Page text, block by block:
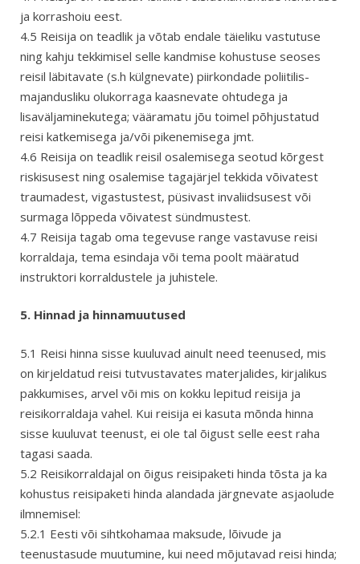
ja korrashoiu eest.
4.5 Reisija on teadlik ja võtab endale täieliku vastutuse
ning kahju tekkimisel selle kandmise kohustuse seoses
reisil läbitavate (s.h külgnevate) piirkondade poliitilis-
majandusliku olukorraga kaasnevate ohtudega ja
lisaväljaminekutega; vääramatu jõu toimel põhjustatud
reisi katkemisega ja/või pikenemisega jmt.
4.6 Reisija on teadlik reisil osalemisega seotud kõrgest
riskisusest ning osalemise tagajärjel tekkida võivatest
traumadest, vigastustest, püsivast invaliidsusest või
surmaga lõppeda võivatest sündmustest.
4.7 Reisija tagab oma tegevuse range vastavuse reisi
korraldaja, tema esindaja või tema poolt määratud
instruktori korraldustele ja juhistele.
5. Hinnad ja hinnamuutused
5.1 Reisi hinna sisse kuuluvad ainult need teenused, mis
on kirjeldatud reisi tutvustavates materjalides, kirjalikus
pakkumises, arvel või mis on kokku lepitud reisija ja
reisikorraldaja vahel. Kui reisija ei kasuta mõnda hinna
sisse kuuluvat teenust, ei ole tal õigust selle eest raha
tagasi saada.
5.2 Reisikorraldajal on õigus reisipaketi hinda tõsta ja ka
kohustus reisipaketi hinda alandada järgnevate asjaolude
ilmnemisel:
5.2.1 Eesti või sihtkohamaa maksude, lõivude ja
teenustasude muutumine, kui need mõjutavad reisi hinda;